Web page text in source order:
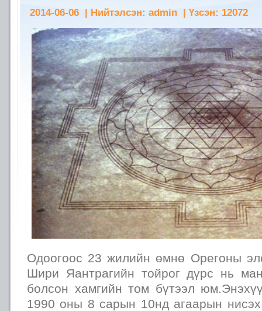
2014-06-06 | Нийтэлсэн: admin | Үзсэн: 12072
Одоогоос 23 жилийн өмнө Орегоны
Шири Яантрагийн тойрог дүрс нь
болсон хамгийн том бүтээл
1990 оны 8 сарын 10нд агаарын нисэх